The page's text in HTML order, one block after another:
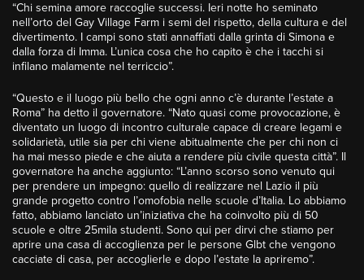
“Chi semina amore raccoglie successi. Ieri notte ho seminato
nell’orto del Gay Village Farm i semi del rispetto, della cultura e del
divertimento. I campi sono stati annaffiati dalla grinta di Simona e
dalla forza di Imma. L’unica cosa che ho capito è che i tacchi si
infilano malamente nel terriccio”.
“Questo e il luogo più bello che ogni anno c’è durante l’estate a
Roma” ha detto il governatore. “Nato quasi come provocazione, è
diventato un luogo di incontro culturale capace di creare legami e
solidarietà, utile sia per chi viene abitualmente che per chi non ci
ha mai messo piede e che aiuta a rendere più civile questa città”. Il
governatore ha anche aggiunto: “L’anno scorso sono venuto qui
per prendere un impegno: quello di realizzare nel Lazio il più
grande progetto contro l’omofobia nelle scuole d’Italia. Lo abbiamo
fatto, abbiamo lanciato un’iniziativa che ha coinvolto più di 50
scuole e oltre 25mila studenti. Sono qui per dirvi che stiamo per
aprire una casa di accoglienza per le persone Glbt che vengono
cacciate di casa, per accoglierle e dopo l’estate la apriremo”.